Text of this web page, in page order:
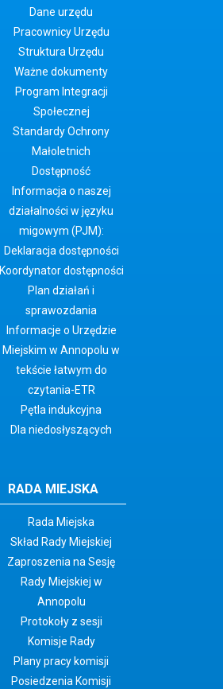
Dane urzędu
Pracownicy Urzędu
Struktura Urzędu
Ważne dokumenty
Program Integracji
Społecznej
Standardy Ochrony
Małoletnich
Dostępność
Informacja o naszej
działalności w języku
migowym (PJM):
Deklaracja dostępności
Koordynator dostępności
Plan działań i
sprawozdania
Informacje o Urzędzie
Miejskim w Annopolu w
tekście łatwym do
czytania-ETR
Pętla indukcyjna
Dla niedosłyszących
RADA MIEJSKA
Rada Miejska
Skład Rady Miejskiej
Zaproszenia na Sesję
Rady Miejskiej w
Annopolu
Protokoły z sesji
Komisje Rady
Plany pracy komisji
Posiedzenia Komisji